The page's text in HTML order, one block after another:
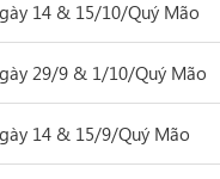
14 & 15/10/Quý Mão
29/9 & 1/10/Quý Mão
14 & 15/9/Quý Mão